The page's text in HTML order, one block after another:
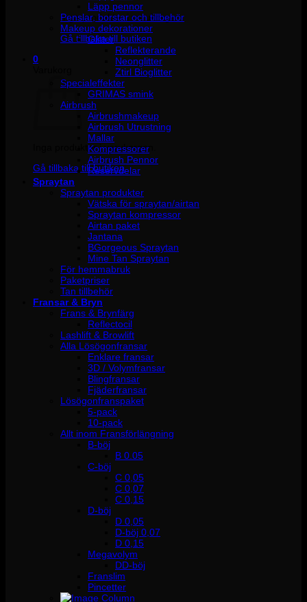
Inga produkter i varukorgen.
Gå tillbaka till butiken
0
Inga produkter i varukorgen.
Gå tillbaka till butiken
Läpp pennor
Penslar, borstar och tillbehör
Makeup dekorationer
Glitter
Reflekterande
Neonglitter
Ztirl Bioglitter
Specialeffekter
GRIMAS smink
Airbrush
Airbrushmakeup
Airbrush Utrustning
Mallar
Kompressorer
Airbrush Pennor
Reservdelar
Spraytan
Spraytan produkter
Vätska för spraytan/airtan
Spraytan kompressor
Airtan paket
Jantana
BGorgeous Spraytan
Mine Tan Spraytan
För hemmabruk
Paketpriser
Tan tillbehör
Fransar & Bryn
Frans & Brynfärg
Reflectocil
Lashlift & Browlift
Alla Lösögonfransar
Enklare fransar
3D / Volymfransar
Blingfransar
Fjäderfransar
Lösögonfranspaket
5-pack
10-pack
Allt inom Fransförlängning
B-böj
B 0.05
C-böj
C 0,05
C 0,07
C 0,15
D-böj
D 0,05
D-böj 0,07
D 0,15
Megavolym
DD-böj
Franslim
Pincetter